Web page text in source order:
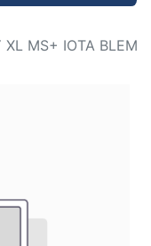
MS+ IOTA BLEM